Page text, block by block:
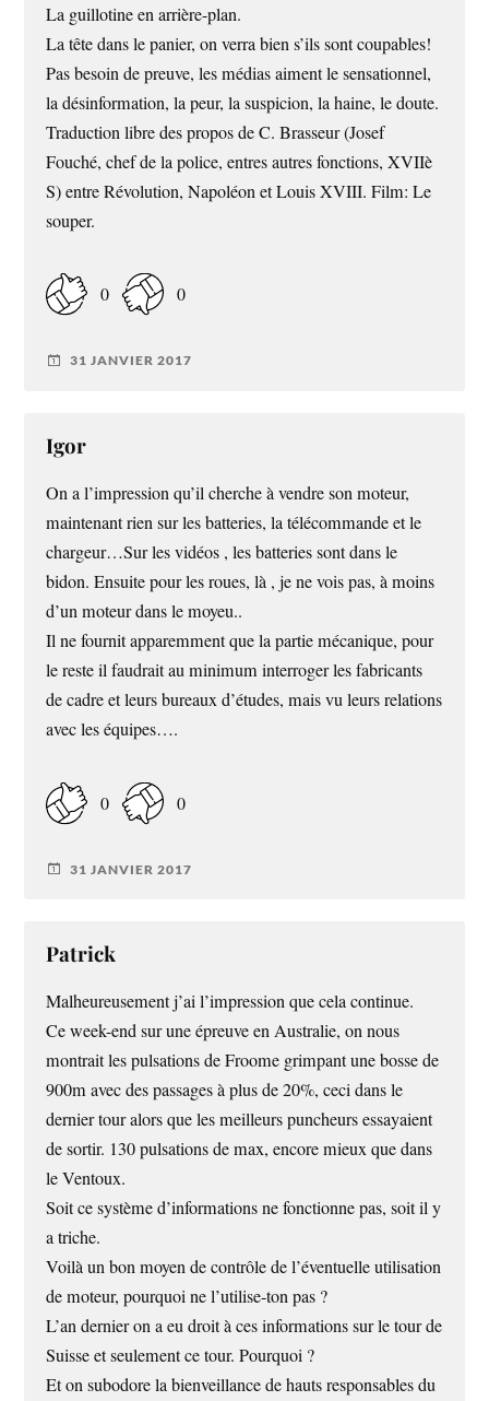
La guillotine en arrière-plan.
La tête dans le panier, on verra bien s’ils sont coupables!
Pas besoin de preuve, les médias aiment le sensationnel,
la désinformation, la peur, la suspicion, la haine, le doute.
Traduction libre des propos de C. Brasseur (Josef
Fouché, chef de la police, entres autres fonctions, XVIIè
S) entre Révolution, Napoléon et Louis XVIII. Film: Le
souper.
0 0
31 JANVIER 2017
Igor
On a l’impression qu’il cherche à vendre son moteur,
maintenant rien sur les batteries, la télécommande et le
chargeur…Sur les vidéos , les batteries sont dans le
bidon. Ensuite pour les roues, là , je ne vois pas, à moins
d’un moteur dans le moyeu..
Il ne fournit apparemment que la partie mécanique, pour
le reste il faudrait au minimum interroger les fabricants
de cadre et leurs bureaux d’études, mais vu leurs relations
avec les équipes….
0 0
31 JANVIER 2017
Patrick
Malheureusement j’ai l’impression que cela continue.
Ce week-end sur une épreuve en Australie, on nous
montrait les pulsations de Froome grimpant une bosse de
900m avec des passages à plus de 20%, ceci dans le
dernier tour alors que les meilleurs puncheurs essayaient
de sortir. 130 pulsations de max, encore mieux que dans
le Ventoux.
Soit ce système d’informations ne fonctionne pas, soit il y
a triche.
Voilà un bon moyen de contrôle de l’éventuelle utilisation
de moteur, pourquoi ne l’utilise-ton pas ?
L’an dernier on a eu droit à ces informations sur le tour de
Suisse et seulement ce tour. Pourquoi ?
Et on subodore la bienveillance de hauts responsables du